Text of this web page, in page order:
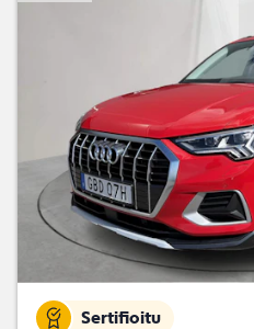
Sertifioitu